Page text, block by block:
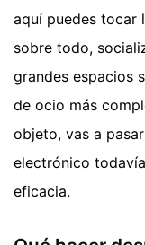
aquí puedes tocar
sobre todo,
grandes espacios
de ocio más
objeto, vas a
electrónico
eficacia.